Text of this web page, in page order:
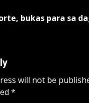
bukas para sa
will not be
*